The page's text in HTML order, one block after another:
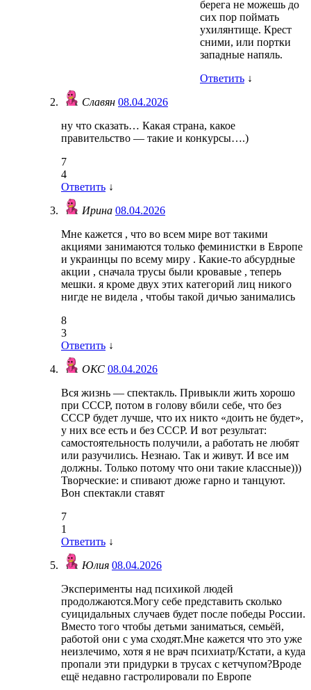
берега не можешь до
сих пор поймать
ухилянтище. Крест
сними, или портки
западные напяль.
Ответить ↓
Славян 08.04.2026
ну что сказать… Какая страна, какое
правительство — такие и конкурсы….)
7
4
Ответить ↓
Ирина 08.04.2026
Мне кажется , что во всем мире вот такими
акциями занимаются только феминистки в Европе
и украинцы по всему миру . Какие-то абсурдные
акции , сначала трусы были кровавые , теперь
мешки. я кроме двух этих категорий лиц никого
нигде не видела , чтобы такой дичью занимались
8
3
Ответить ↓
ОКС 08.04.2026
Вся жизнь — спектакль. Привыкли жить хорошо
при СССР, потом в голову вбили себе, что без
СССР будет лучше, что их никто «доить не будет»,
у них все есть и без СССР. И вот результат:
самостоятельность получили, а работать не любят
или разучились. Незнаю. Так и живут. И все им
должны. Только потому что они такие классные)))
Творческие: и спивают дюже гарно и танцуют.
Вон спектакли ставят
7
1
Ответить ↓
Юлия 08.04.2026
Эксперименты над психикой людей
продолжаются.Могу себе представить сколько
суицидальных случаев будет после победы России.
Вместо того чтобы детьми заниматься, семьёй,
работой они с ума сходят.Мне кажется что это уже
неизлечимо, хотя я не врач психиатр/Кстати, а куда
пропали эти придурки в трусах с кетчупом?Вроде
ещё недавно гастролировали по Европе